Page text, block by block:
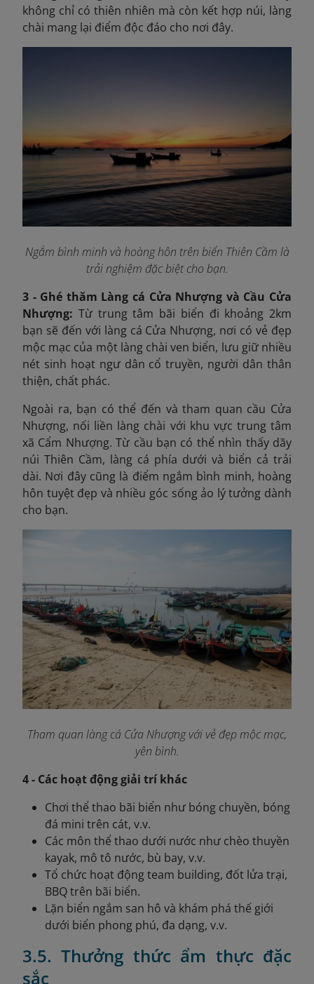
không chỉ có thiên nhiên mà còn kết hợp núi, làng
chài mang lại điểm độc đáo cho nơi đây.
Ngắm bình minh và hoàng hôn trên biển Thiên Cầm là
trải nghiệm đặc biệt cho bạn.
3 - Ghé thăm Làng cá Cửa Nhượng và Cầu Cửa
Nhượng: Từ trung tâm bãi biển đi khoảng 2km
bạn sẽ đến với làng cá Cửa Nhượng, nơi có vẻ đẹp
mộc mạc của một làng chài ven biển, lưu giữ nhiều
nét sinh hoạt ngư dân cổ truyền, người dân thân
thiện, chất phác.
Ngoài ra, bạn có thể đến và tham quan cầu Cửa
Nhượng, nối liền làng chài với khu vực trung tâm
xã Cẩm Nhượng. Từ cầu bạn có thể nhìn thấy dãy
núi Thiên Cầm, làng cá phía dưới và biển cả trải
dài. Nơi đây cũng là điểm ngắm bình minh, hoàng
hôn tuyệt đẹp và nhiều góc sống ảo lý tưởng dành
cho bạn.
Tham quan làng cá Cửa Nhượng với vẻ đẹp mộc mạc,
yên bình.
4 - Các hoạt động giải trí khác
Chơi thể thao bãi biển như bóng chuyền, bóng
đá mini trên cát, v.v.
Các môn thể thao dưới nước như chèo thuyền
kayak, mô tô nước, bù bay, v.v.
Tổ chức hoạt động team building, đốt lửa trại,
BBQ trên bãi biển.
Lặn biển ngắm san hô và khám phá thế giới
dưới biển phong phú, đa dạng, v.v.
3.5. Thưởng thức ẩm thực đặc
sắc